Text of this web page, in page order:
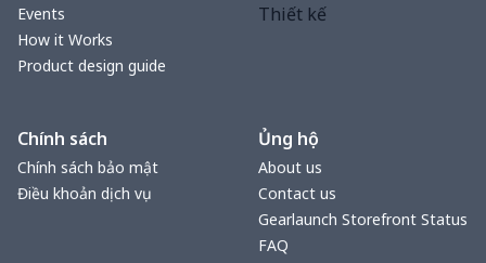
Events
How it Works
Product design guide
Thiết kế
Chính sách
Chính sách bảo mật
Điều khoản dịch vụ
Ủng hộ
About us
Contact us
Gearlaunch Storefront Status
FAQ